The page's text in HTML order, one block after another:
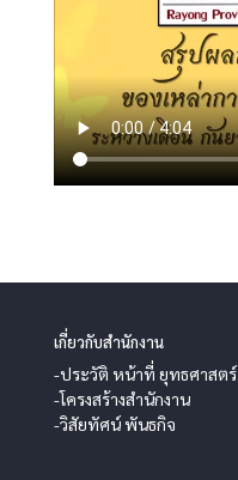
เกี่ยวกับสำนักงาน
-ประวัติ หน้าที่ ยุทธศาสตร์
-โครงสร้างสำนักงาน
-วิสัยทัศน์ พันธกิจ